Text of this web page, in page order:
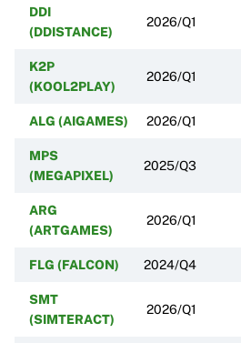
DDI
(DDISTANCE)
2026/Q1
K2P
(KOOL2PLAY)
2026/Q1
ALG (AIGAMES) 2026/Q1
MPS
(MEGAPIXEL)
2025/Q3
ARG
(ARTGAMES)
2026/Q1
FLG (FALCON) 2024/Q4
SMT
(SIMTERACT)
2026/Q1